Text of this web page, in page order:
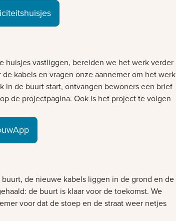
huisjes vastliggen, bereiden we het werk verder
kabels en vragen onze aannemer om het werk
in de buurt start, ontvangen bewoners een brief
de projectpagina. Ook is het project te volgen
de nieuwe kabels liggen in de grond en de
de buurt is klaar voor de toekomst. We
voor dat de stoep en de straat weer netjes